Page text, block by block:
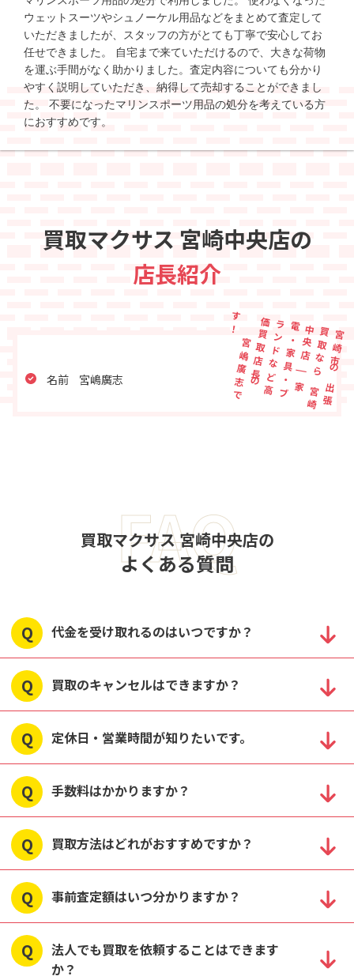
ウェットスーツやシュノーケル用品などをまとめて査定して
いただきましたが、スタッフの方がとても丁寧で安心してお
任せできました。 自宅まで来ていただけるので、大きな荷物
を運ぶ手間がなく助かりました。査定内容についても分かり
やすく説明していただき、納得して売却することができまし
た。 不要になったマリンスポーツ用品の処分を考えている方
におすすめです。
買取マクサス 宮崎中央店の
店長紹介
宮
崎
市
の
出
張
買取
な
ら
宮
崎
中央
店
|
家
電 ・
家
具
・
ブ
ラ ン
ド
な
ど
高
価 買
取
店
長
の
宮
嶋
廣
志
で
す
！
名前 宮嶋廣志
買取マクサス 宮崎中央店の
よくある質問
FAQ
代金を受け取れるのはいつですか？
買取のキャンセルはできますか？
定休日・営業時間が知りたいです。
手数料はかかりますか？
買取方法はどれがおすすめですか？
事前査定額はいつ分かりますか？
法人でも買取を依頼することはできます
か？